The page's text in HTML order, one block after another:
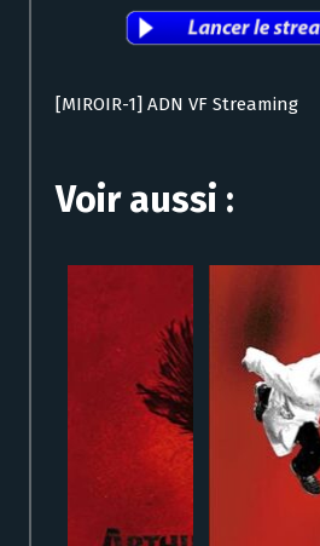
[MIROIR-1] ADN VF Streaming
Voir aussi :